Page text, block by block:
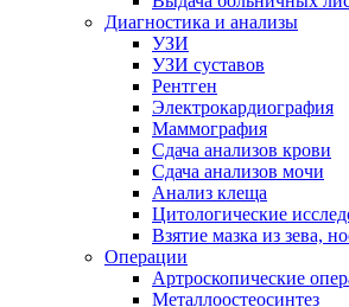
Диагностика и анализы
УЗИ
УЗИ суставов
Рентген
Электрокардиография
Маммография
Сдача анализов крови
Сдача анализов мочи
Анализ клеща
Цитологические
Взятие мазка из зева,
Операции
Артроскопические
Металлоостеосинтез